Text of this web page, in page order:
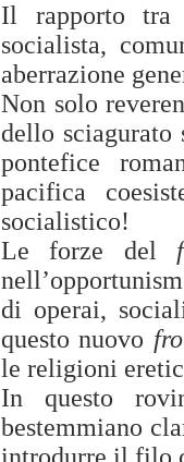
Il rapporto tra
socialista,
aberrazione
Non solo
dello sciagurato
pontefice
pacifica
socialistico!
Le forze del
di operai,
questo nuovo
le religioni
In questo
bestemmiano